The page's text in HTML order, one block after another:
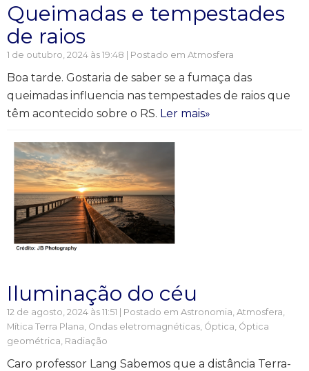
Queimadas e tempestades
de raios
1 de outubro, 2024 às 19:48 | Postado em Atmosfera
Boa tarde. Gostaria de saber se a fumaça das
queimadas influencia nas tempestades de raios que
têm acontecido sobre o RS. Ler mais»
Iluminação do céu
12 de agosto, 2024 às 11:51 | Postado em Astronomia, Atmosfera,
Mítica Terra Plana, Ondas eletromagnéticas, Óptica, Óptica
geométrica, Radiação
Caro professor Lang Sabemos que a distância Terra-